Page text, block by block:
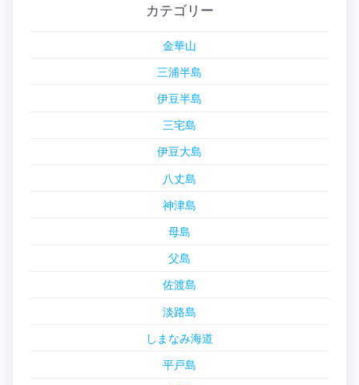
カテゴリー
金華山
三浦半島
伊豆半島
三宅島
伊豆大島
八丈島
神津島
母島
父島
佐渡島
淡路島
しまなみ海道
平戸島